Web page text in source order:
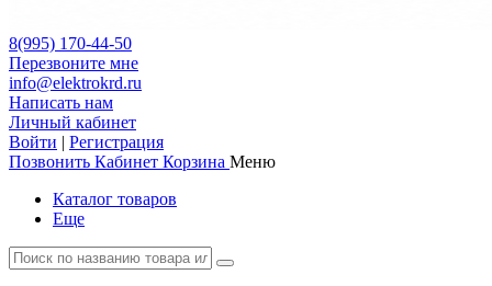
8(995) 170-44-50
Перезвоните мне
info@elektrokrd.ru
Написать нам
Личный кабинет
Войти | Регистрация
Позвонить Кабинет Корзина Меню
Каталог товаров
Еще